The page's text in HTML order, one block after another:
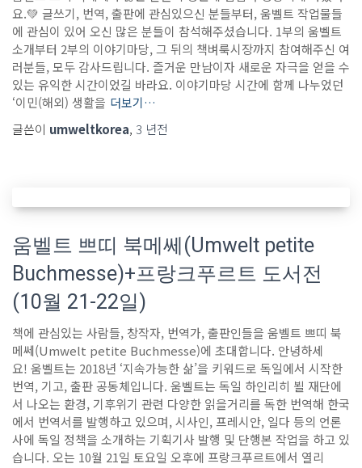
요.💚 글쓰기, 번역, 출판에 관심있으신 분들부터, 움벨트 작업물들
에 관심이 있어 오신 많은 분들이 참석해주셨습니다. 1부의 움벨트
소개부터 2부의 이야기마당, 그 뒤의 책벼룩시장까지 참여해주신 여
러분들, 모두 감사드립니다. 즐거운 만남이자 새로운 자극을 얻을 수
있는 유익한 시간이었길 바라요. 이야기마당 시간에 함께 나누었던
‘이민(해외) 생활을 더보기…
글쓴이 umweltkorea, 3 년전
움벨트 쁘띠 북메쎄(Umwelt petite
Buchmesse)+프랑크푸르트 도서전
(10월 21-22일)
책에 관심있는 사람들, 창작자, 번역가, 출판인들을 움벨트 쁘띠 북
메쎄(Umwelt petite Buchmesse)에 초대합니다. 안녕하세
요! 움벨트는 2018년 ‘지속가능한 삶’을 키워드로 독일에서 시작한
번역, 기고, 출판 공동체입니다. 움벨트는 독일 하인리히 뵐 재단에
서 나오는 환경, 기후위기 관련 다양한 읽을거리를 독한 번역해 한국
에서 번역서를 발행하고 있으며, 시사인, 프레시안, 일다 등의 언론
사에 독일 정책을 소개하는 기획기사 발행 및 단행본 작업을 하고 있
습니다. 오는 10월 21일 토요일 오후에 프랑크푸르트에서 열리